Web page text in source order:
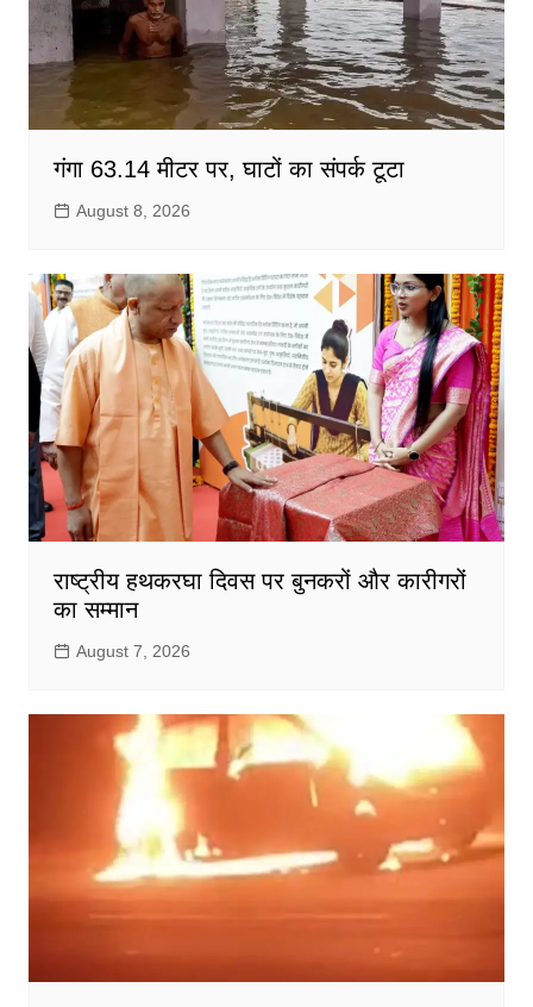
गंगा 63.14 मीटर पर, घाटों का संपर्क टूटा
August 8, 2026
राष्ट्रीय हथकरघा दिवस पर बुनकरों और कारीगरों
का सम्मान
August 7, 2026